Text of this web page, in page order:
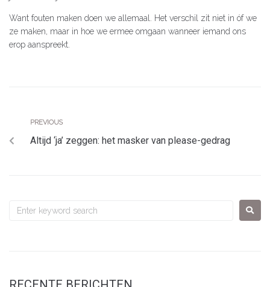
Want fouten maken doen we allemaal. Het verschil zit niet in óf we
ze maken, maar in hoe we ermee omgaan wanneer iemand ons
erop aanspreekt.
PREVIOUS
Altijd ‘ja’ zeggen: het masker van please-gedrag